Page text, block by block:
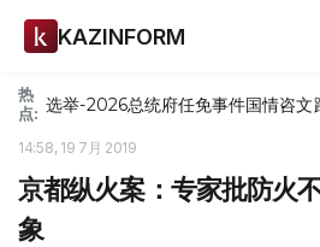
KAZINFORM
热
点: 选举-2026总统府任免事件国情咨文
14:58, 19 7月 2019
京都纵火案：专家批防火
象